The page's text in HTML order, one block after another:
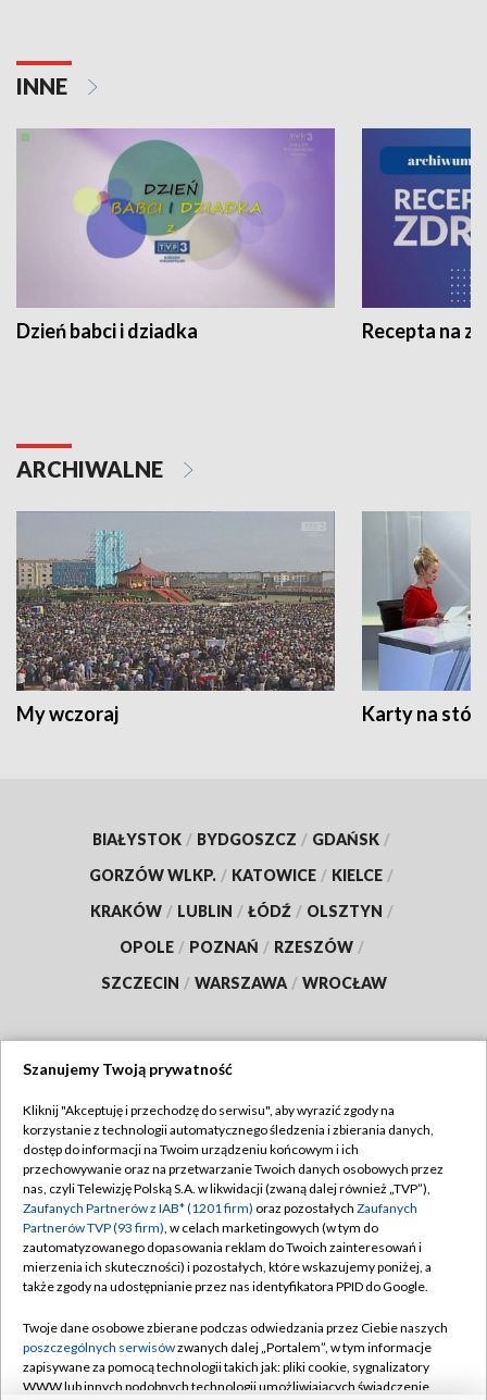
INNE
Dzień babci i dziadka Recepta na
ARCHIWALNE
My wczoraj Karty na
BIAŁYSTOK / BYDGOSZCZ / GDAŃSK /
GORZÓW WLKP. / KATOWICE / KIELCE /
KRAKÓW / LUBLIN / ŁÓDŹ / OLSZTYN /
OPOLE / POZNAŃ / RZESZÓW /
SZCZECIN / WARSZAWA / WROCŁAW
TVP
Abonament TVP
Emisja w TVP
Centrum informacji TVP
Naziemna Telewizja Cyfrowa
Rada Programowa
System NOS
Regulamin TVP
Polityka prywatności
Moje zgody
Pomoc
Kontakt
Szanujemy Twoją prywatność
Kliknij "Akceptuję i przechodzę do serwisu", aby wyrazić zgody na
korzystanie z technologii automatycznego śledzenia i zbierania danych,
dostęp do informacji na Twoim urządzeniu końcowym i ich
przechowywanie oraz na przetwarzanie Twoich danych osobowych przez
nas, czyli Telewizję Polską S.A. w likwidacji (zwaną dalej również „TVP”),
Zaufanych Partnerów z IAB* (1201 firm) oraz pozostałych Zaufanych
Partnerów TVP (93 firm), w celach marketingowych (w tym do
zautomatyzowanego dopasowania reklam do Twoich zainteresowań i
mierzenia ich skuteczności) i pozostałych, które wskazujemy poniżej, a
także zgody na udostępnianie przez nas identyfikatora PPID do Google.
Twoje dane osobowe zbierane podczas odwiedzania przez Ciebie naszych
poszczególnych serwisówzwanych dalej „Portalem”, w tym informacje
zapisywane za pomocą technologii takich jak: pliki cookie, sygnalizatory
WWW lub innych podobnych technologii umożliwiających świadczenie